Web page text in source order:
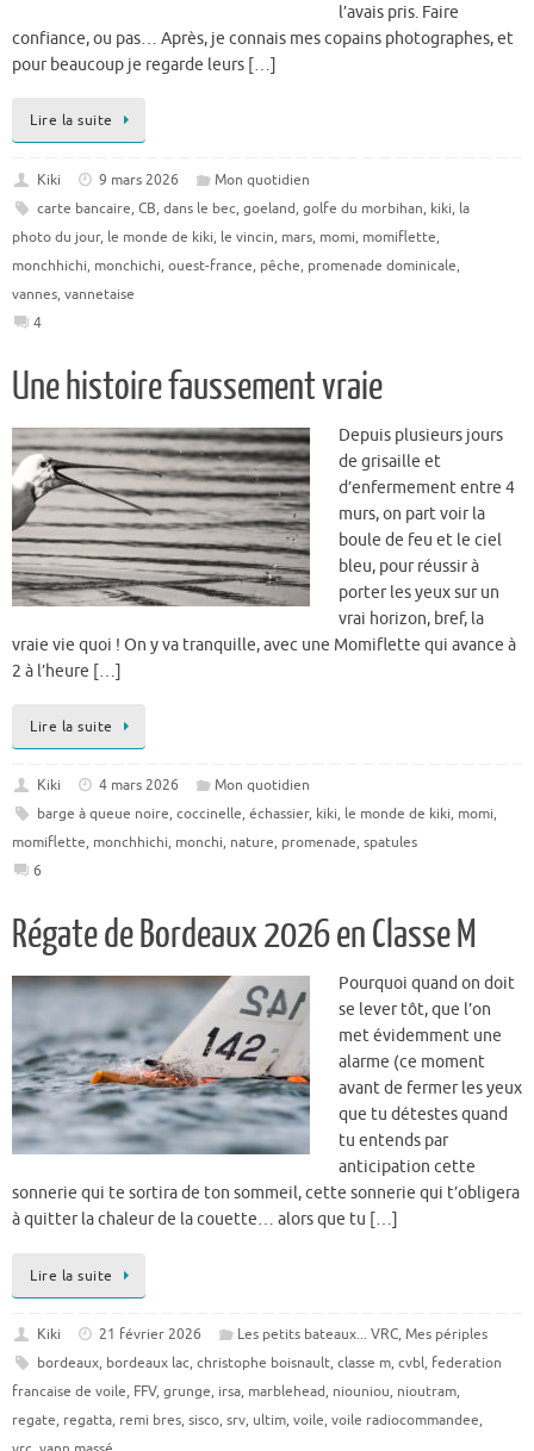
l’avais pris. Faire
confiance, ou pas… Après, je connais mes copains photographes, et
pour beaucoup je regarde leurs […]
Lire la suite
Kiki 9 mars 2026
Mon quotidien
carte bancaire, CB, dans le bec, goeland, golfe du morbihan, kiki, la
photo du jour, le monde de kiki, le vincin, mars, momi, momiflette,
monchhichi, monchichi, ouest-france, pêche, promenade dominicale,
vannes, vannetaise
4
Une histoire faussement vraie
Depuis plusieurs jours
de grisaille et
d’enfermement entre 4
murs, on part voir la
boule de feu et le ciel
bleu, pour réussir à
porter les yeux sur un
vrai horizon, bref, la
vraie vie quoi ! On y va tranquille, avec une Momiflette qui avance à
2 à l’heure […]
Lire la suite
Kiki 4 mars 2026
Mon quotidien
barge à queue noire, coccinelle, échassier, kiki, le monde de kiki, momi,
momiflette, monchhichi, monchi, nature, promenade, spatules
6
Régate de Bordeaux 2026 en Classe M
Pourquoi quand on doit
se lever tôt, que l’on
met évidemment une
alarme (ce moment
avant de fermer les yeux
que tu détestes quand
tu entends par
anticipation cette
sonnerie qui te sortira de ton sommeil, cette sonnerie qui t’obligera
à quitter la chaleur de la couette… alors que tu […]
Lire la suite
Kiki 21 février 2026 Les petits bateaux... VRC, Mes périples
bordeaux, bordeaux lac, christophe boisnault, classe m, cvbl, federation
francaise de voile, FFV, grunge, irsa, marblehead, niouniou, nioutram,
regate, regatta, remi bres, sisco, srv, ultim, voile, voile radiocommandee,